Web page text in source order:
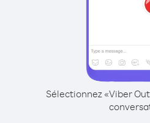
Sélectionnez «Viber